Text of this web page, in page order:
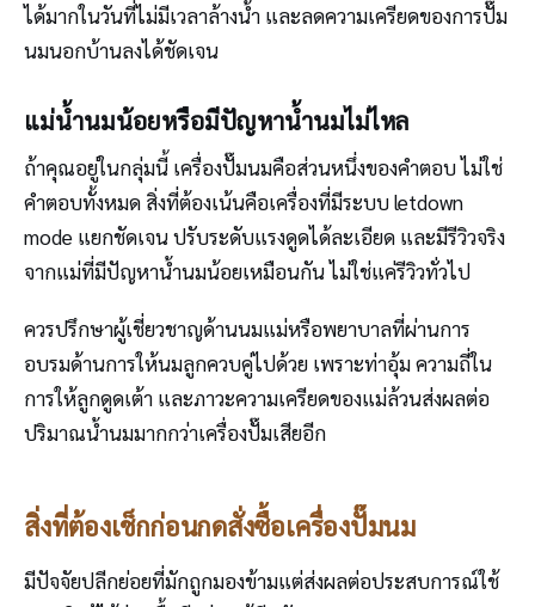
ได้มากในวันที่ไม่มีเวลาล้างน้ำ และลดความเครียดของการปั๊ม
นมนอกบ้านลงได้ชัดเจน
แม่น้ำนมน้อยหรือมีปัญหาน้ำนมไม่ไหล
ถ้าคุณอยู่ในกลุ่มนี้ เครื่องปั๊มนมคือส่วนหนึ่งของคำตอบ ไม่ใช่
คำตอบทั้งหมด สิ่งที่ต้องเน้นคือเครื่องที่มีระบบ letdown
mode แยกชัดเจน ปรับระดับแรงดูดได้ละเอียด และมีรีวิวจริง
จากแม่ที่มีปัญหาน้ำนมน้อยเหมือนกัน ไม่ใช่แค่รีวิวทั่วไป
ควรปรึกษาผู้เชี่ยวชาญด้านนมแม่หรือพยาบาลที่ผ่านการ
อบรมด้านการให้นมลูกควบคู่ไปด้วย เพราะท่าอุ้ม ความถี่ใน
การให้ลูกดูดเต้า และภาวะความเครียดของแม่ล้วนส่งผลต่อ
ปริมาณน้ำนมมากกว่าเครื่องปั๊มเสียอีก
สิ่งที่ต้องเช็กก่อนกดสั่งซื้อเครื่องปั๊มนม
มีปัจจัยปลีกย่อยที่มักถูกมองข้ามแต่ส่งผลต่อประสบการณ์ใช้